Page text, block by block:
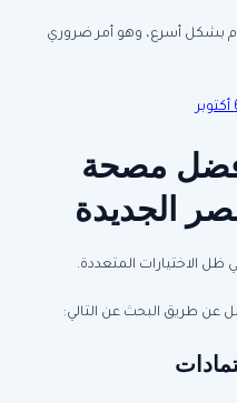
بشكل أسرع، وهو أمر ضروري
أفضل مصحة
الجديدة
ظل الاختيارات المتعددة.
عن طريق البحث عن التالي: